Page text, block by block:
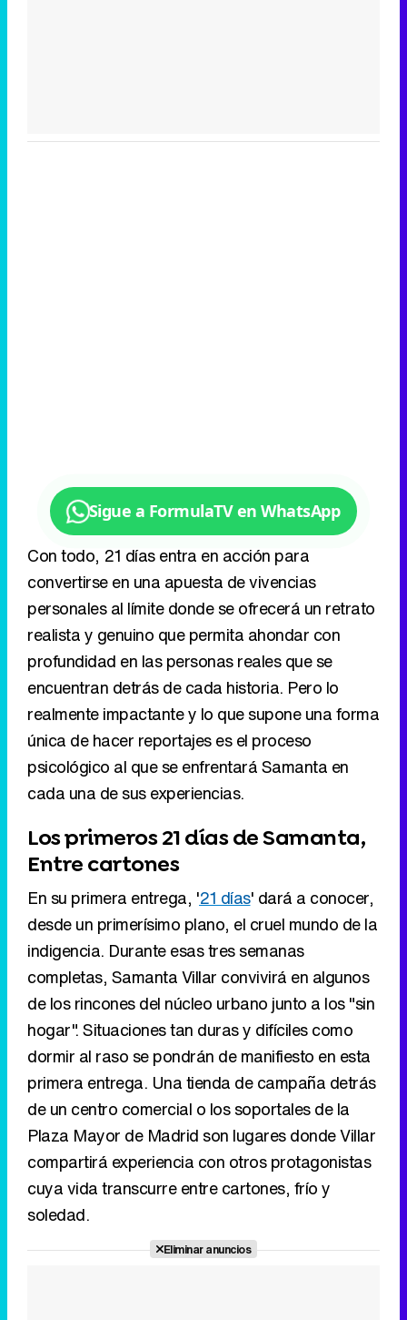
personales al límite donde se ofrecerá un retrato
realista y genuino que permita ahondar con
profundidad en las personas reales que se
encuentran detrás de cada historia. Pero lo
realmente impactante y lo que supone una forma
única de hacer reportajes es el proceso
psicológico al que se enfrentará Samanta en
cada una de sus experiencias.
Los primeros 21 días de Samanta,
Entre cartones
En su primera entrega, '21 días' dará a conocer,
desde un primerísimo plano, el cruel mundo de la
indigencia. Durante esas tres semanas
completas, Samanta Villar convivirá en algunos
de los rincones del núcleo urbano junto a los "sin
hogar". Situaciones tan duras y difíciles como
dormir al raso se pondrán de manifiesto en esta
primera entrega. Una tienda de campaña detrás
de un centro comercial o los soportales de la
Plaza Mayor de Madrid son lugares donde Villar
compartirá experiencia con otros protagonistas
cuya vida transcurre entre cartones, frío y
soledad.